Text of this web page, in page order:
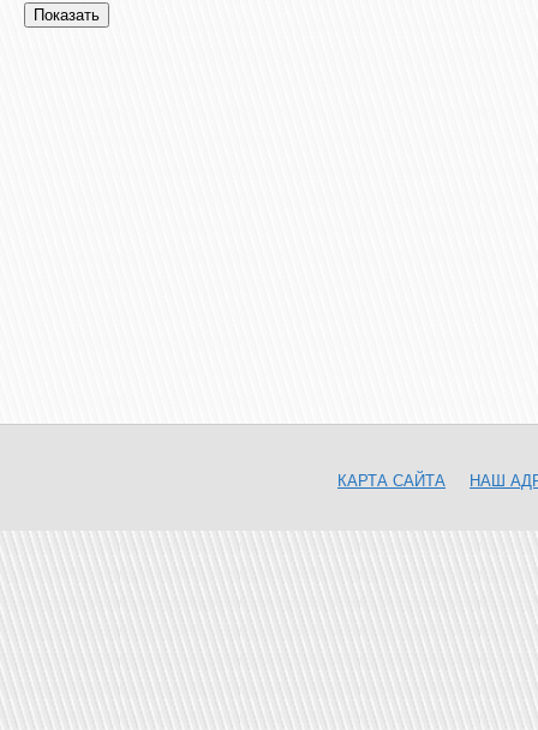
КАРТА САЙТА НАШ